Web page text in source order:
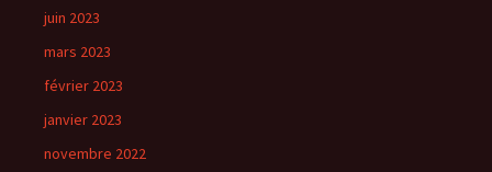
juin 2023
mars 2023
février 2023
janvier 2023
novembre 2022